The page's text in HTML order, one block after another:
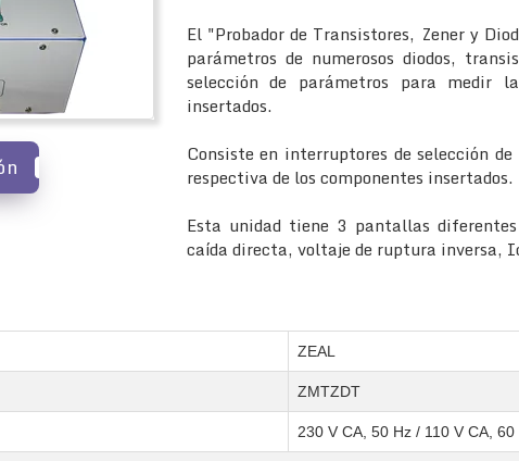
El "Probador de Transistores, Zener y
parámetros de numerosos diodos,
selección de parámetros para medir
insertados.
Consiste en interruptores de selección
respectiva de los componentes insertados.
Esta unidad tiene 3 pantallas
caída directa, voltaje de ruptura inversa,
ZEAL
ZMTZDT
230 V CA, 50 Hz / 110 V CA, 60